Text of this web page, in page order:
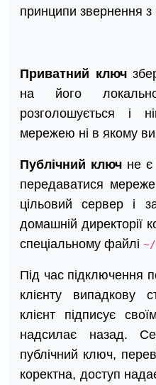
принципи звернення
Приватний ключ
на його
розголошується і
мережею ні в якому
Публічний ключне є
передаватися
цільовий сервер і
домашній директорії
спеціальному файлі
Під час підключення
клієнту випадкову
клієнт підписує
надсилає назад.
публічний ключ,
коректна, доступ